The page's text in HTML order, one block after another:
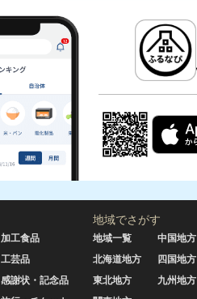
加工食品
工芸品
感謝状・記念品
地域でさがす
地域一覧
北海道地方
東北地方
中国地方
四国地方
九州地方